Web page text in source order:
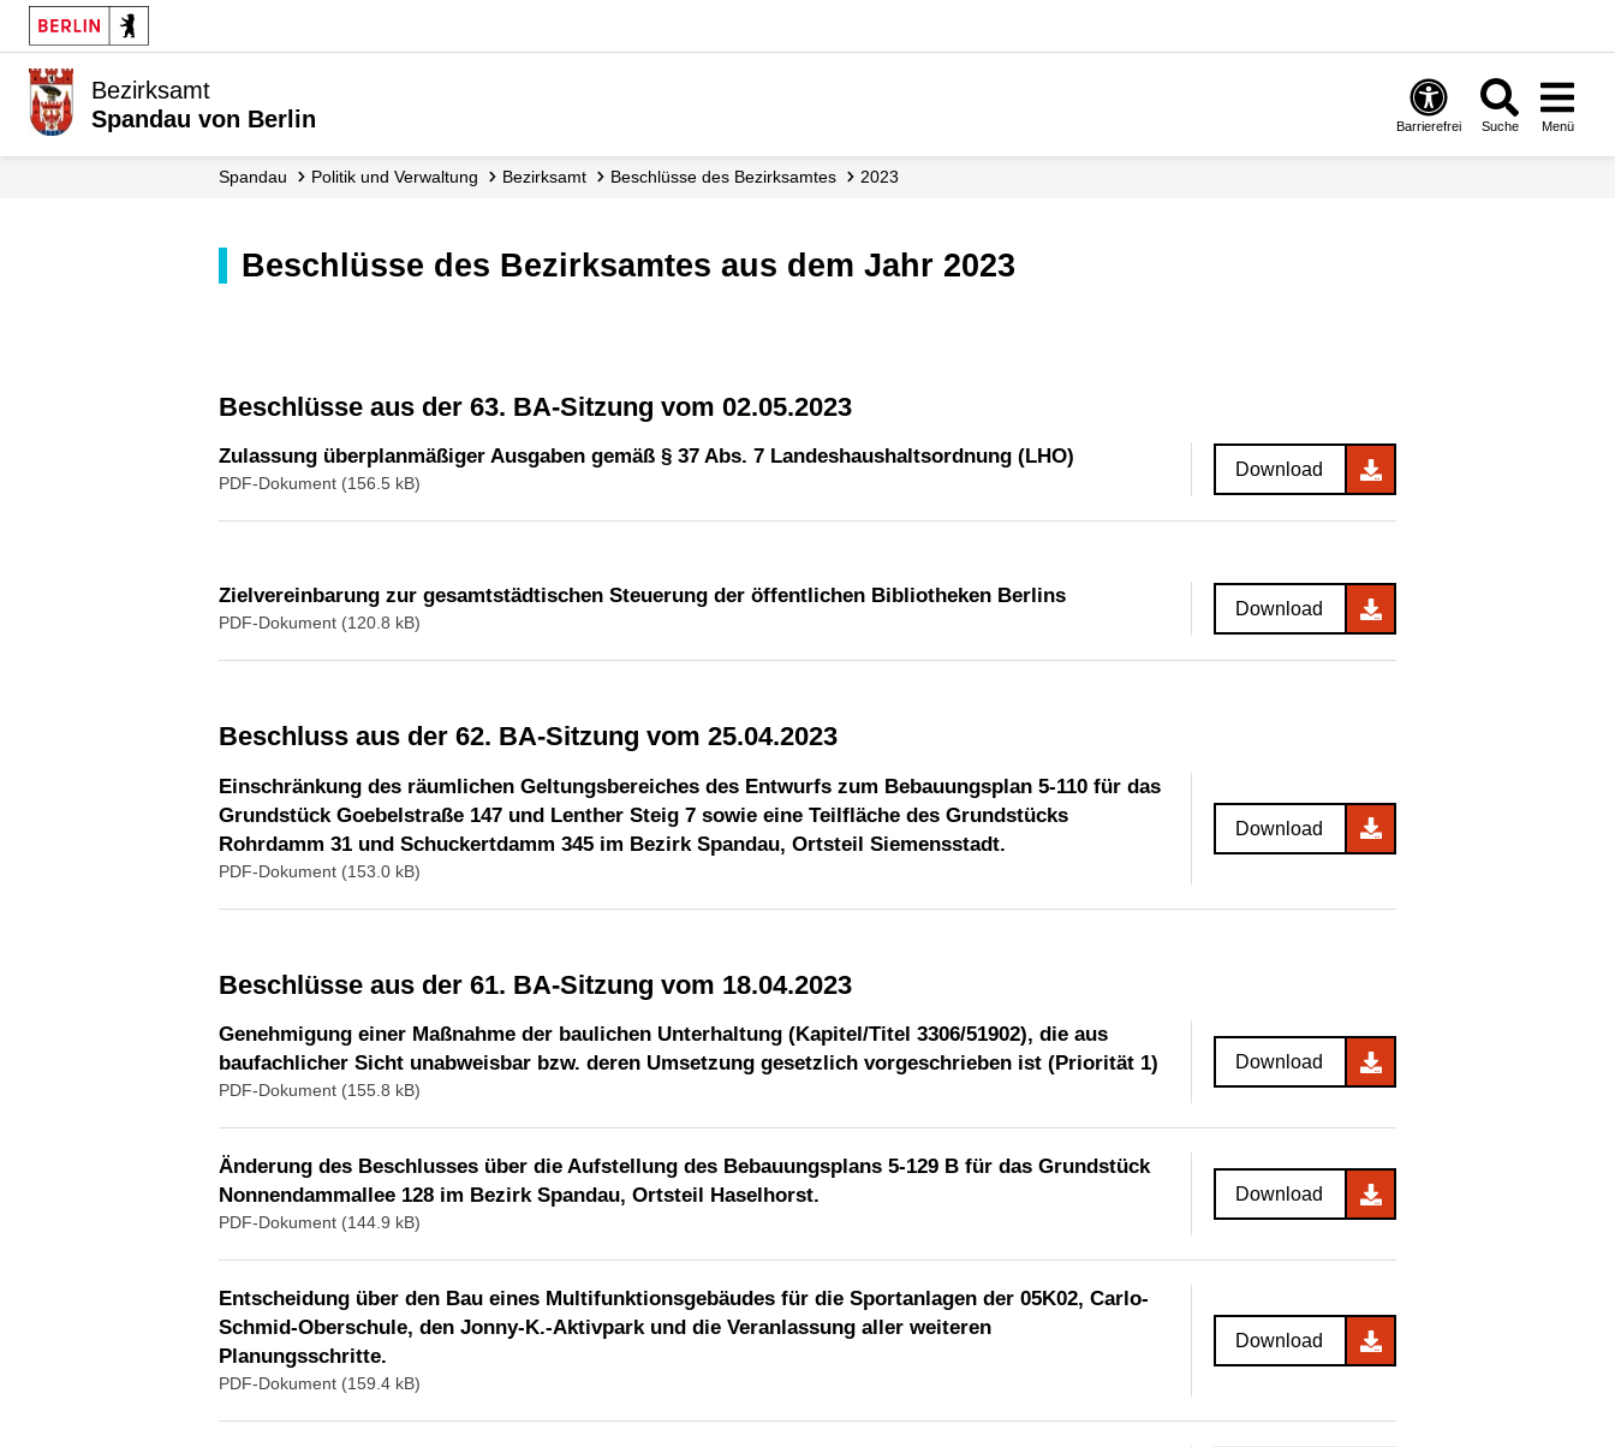
Bezirksamt
Spandau von Berlin
Barrierefrei Suche Menü
Spandau Politik und Verwaltung Bezirksamt Beschlüsse des Bezirksamtes 2023
Beschlüsse des Bezirksamtes aus dem Jahr 2023
Beschlüsse aus der 63. BA-Sitzung vom 02.05.2023
Zulassung überplanmäßiger Ausgaben gemäß § 37 Abs. 7 Landeshaushaltsordnung (LHO)
PDF-Dokument (156.5 kB)
Download
Zielvereinbarung zur gesamtstädtischen Steuerung der öffentlichen Bibliotheken Berlins
PDF-Dokument (120.8 kB)
Download
Beschluss aus der 62. BA-Sitzung vom 25.04.2023
Einschränkung des räumlichen Geltungsbereiches des Entwurfs zum Bebauungsplan 5-110 für das
Grundstück Goebelstraße 147 und Lenther Steig 7 sowie eine Teilfläche des Grundstücks
Rohrdamm 31 und Schuckertdamm 345 im Bezirk Spandau, Ortsteil Siemensstadt.
PDF-Dokument (153.0 kB)
Download
Beschlüsse aus der 61. BA-Sitzung vom 18.04.2023
Genehmigung einer Maßnahme der baulichen Unterhaltung (Kapitel/Titel 3306/51902), die aus
baufachlicher Sicht unabweisbar bzw. deren Umsetzung gesetzlich vorgeschrieben ist (Priorität 1)
PDF-Dokument (155.8 kB)
Download
Änderung des Beschlusses über die Aufstellung des Bebauungsplans 5-129 B für das Grundstück
Nonnendammallee 128 im Bezirk Spandau, Ortsteil Haselhorst.
PDF-Dokument (144.9 kB)
Download
Entscheidung über den Bau eines Multifunktionsgebäudes für die Sportanlagen der 05K02, Carlo-
Schmid-Oberschule, den Jonny-K.-Aktivpark und die Veranlassung aller weiteren
Planungsschritte.
PDF-Dokument (159.4 kB)
Download